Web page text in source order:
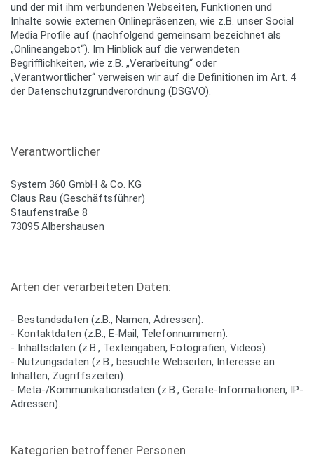
und der mit ihm verbundenen Webseiten, Funktionen und
Inhalte sowie externen Onlinepräsenzen, wie z.B. unser Social
Media Profile auf (nachfolgend gemeinsam bezeichnet als
„Onlineangebot“). Im Hinblick auf die verwendeten
Begrifflichkeiten, wie z.B. „Verarbeitung“ oder
„Verantwortlicher“ verweisen wir auf die Definitionen im Art. 4
der Datenschutzgrundverordnung (DSGVO).
Verantwortlicher
System 360 GmbH & Co. KG
Claus Rau (Geschäftsführer)
Staufenstraße 8
73095 Albershausen
Arten der verarbeiteten Daten:
- Bestandsdaten (z.B., Namen, Adressen).
- Kontaktdaten (z.B., E-Mail, Telefonnummern).
- Inhaltsdaten (z.B., Texteingaben, Fotografien, Videos).
- Nutzungsdaten (z.B., besuchte Webseiten, Interesse an
Inhalten, Zugriffszeiten).
- Meta-/Kommunikationsdaten (z.B., Geräte-Informationen, IP-
Adressen).
Kategorien betroffener Personen